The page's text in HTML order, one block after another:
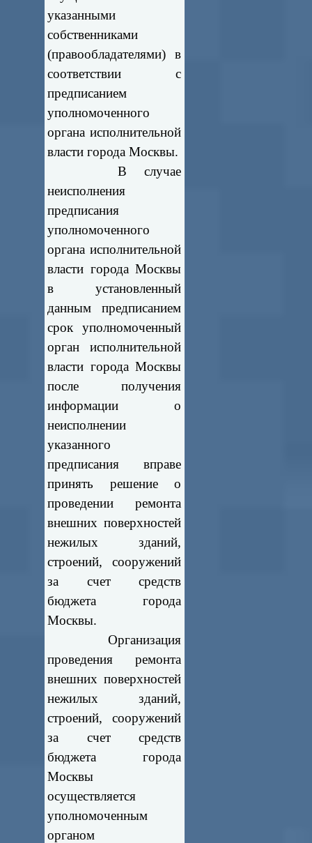
указанными
собственниками
(правообладателями) в
соответствии с
предписанием
уполномоченного
органа исполнительной
власти города Москвы.
В случае
неисполнения
предписания
уполномоченного
органа исполнительной
власти города Москвы
в установленный
данным предписанием
срок уполномоченный
орган исполнительной
власти города Москвы
после получения
информации о
неисполнении
указанного
предписания вправе
принять решение о
проведении ремонта
внешних поверхностей
нежилых зданий,
строений, сооружений
за счет средств
бюджета города
Москвы.
Организация
проведения ремонта
внешних поверхностей
нежилых зданий,
строений, сооружений
за счет средств
бюджета города
Москвы
осуществляется
уполномоченным
органом